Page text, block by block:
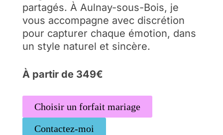
partagés. À Aulnay-sous-Bois, je
vous accompagne avec discrétion
pour capturer chaque émotion, dans
un style naturel et sincère.
À partir de 349€
Choisir un forfait mariage
Contactez-moi